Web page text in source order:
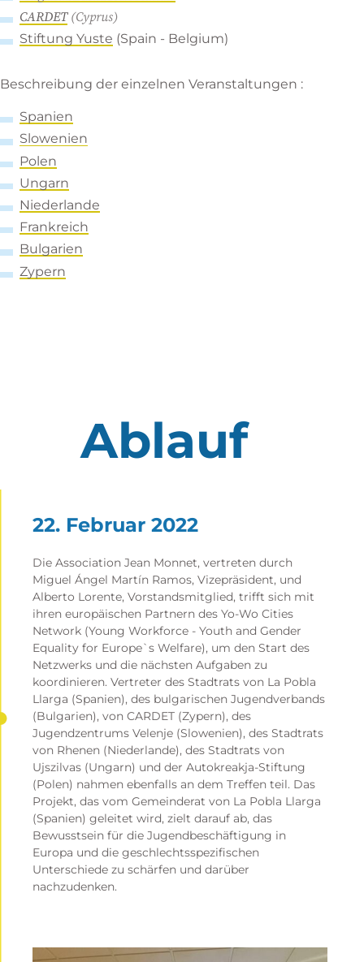
CARDET(Cyprus)
Stiftung Yuste (Spain - Belgium)
Beschreibung der einzelnen Veranstaltungen :
Spanien
Slowenien
Polen
Ungarn
Niederlande
Frankreich
Bulgarien
Zypern
Ablauf
22. Februar 2022
Die Association Jean Monnet, vertreten durch
Miguel Ángel Martín Ramos, Vizepräsident, und
Alberto Lorente, Vorstandsmitglied, trifft sich mit
ihren europäischen Partnern des Yo-Wo Cities
Network (Young Workforce - Youth and Gender
Equality for Europe`s Welfare), um den Start des
Netzwerks und die nächsten Aufgaben zu
koordinieren. Vertreter des Stadtrats von La Pobla
Llarga (Spanien), des bulgarischen Jugendverbands
(Bulgarien), von CARDET (Zypern), des
Jugendzentrums Velenje (Slowenien), des Stadtrats
von Rhenen (Niederlande), des Stadtrats von
Ujszilvas (Ungarn) und der Autokreakja-Stiftung
(Polen) nahmen ebenfalls an dem Treffen teil. Das
Projekt, das vom Gemeinderat von La Pobla Llarga
(Spanien) geleitet wird, zielt darauf ab, das
Bewusstsein für die Jugendbeschäftigung in
Europa und die geschlechtsspezifischen
Unterschiede zu schärfen und darüber
nachzudenken.